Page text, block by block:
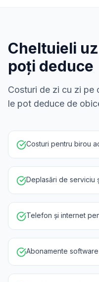
Cheltuieli
poți deduce
Costuri de zi cu zi pe
le pot deduce de
Costuri pentru birou
Deplasări de serviciu
Telefon și internet
Abonamente